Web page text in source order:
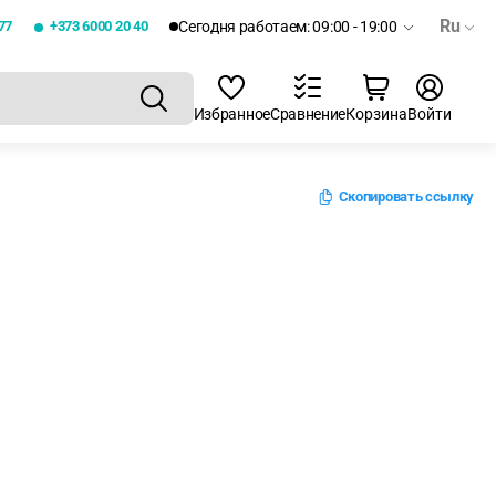
+373 6000 20 40 Сегодня работаем: 09:00 - 19:00 Ru
ИзбранноеСравнениеКорзинаВойти
Скопировать ссылку